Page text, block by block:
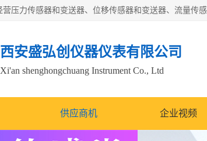
西安盛弘创仪器仪表有限公司
Xi'an shenghongchuang Instrument Co., Ltd
供应商机 企业视频